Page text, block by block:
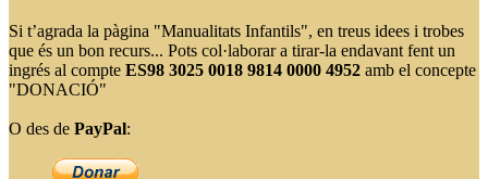
Si t’agrada la pàgina "Manualitats Infantils", en treus idees i trobes
que és un bon recurs... Pots col·laborar a tirar-la endavant fent un
ingrés al compte ES98 3025 0018 9814 0000 4952 amb el concepte
"DONACIÓ"
O des de PayPal: